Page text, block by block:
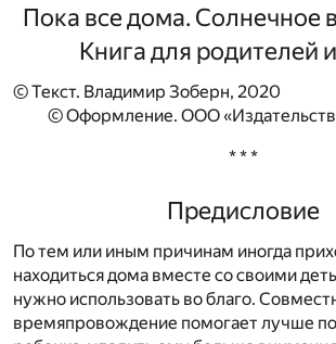
Пока все дома. Солнечное
Книга для родителей
© Текст. Владимир Зоберн, 2020
© Оформление. ООО
* * *
Предисловие
По тем или иным причинам иногда
находиться дома вместе со своими
нужно использовать во благо.
времяпровождение помогает лучше